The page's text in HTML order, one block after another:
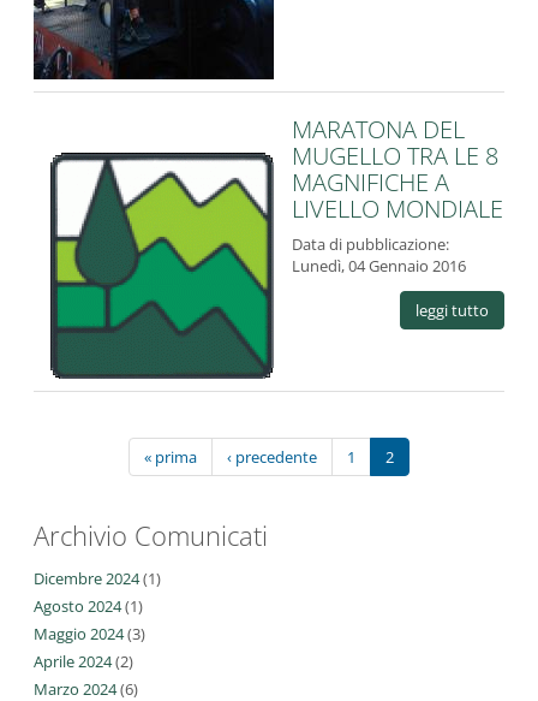
MARATONA DEL
MUGELLO TRA LE 8
MAGNIFICHE A
LIVELLO MONDIALE
Data di pubblicazione:
Lunedì, 04 Gennaio 2016
leggi tutto
« prima ‹ precedente 1 2
Archivio Comunicati
Dicembre 2024(1)
Agosto 2024(1)
Maggio 2024(3)
Aprile 2024(2)
Marzo 2024(6)